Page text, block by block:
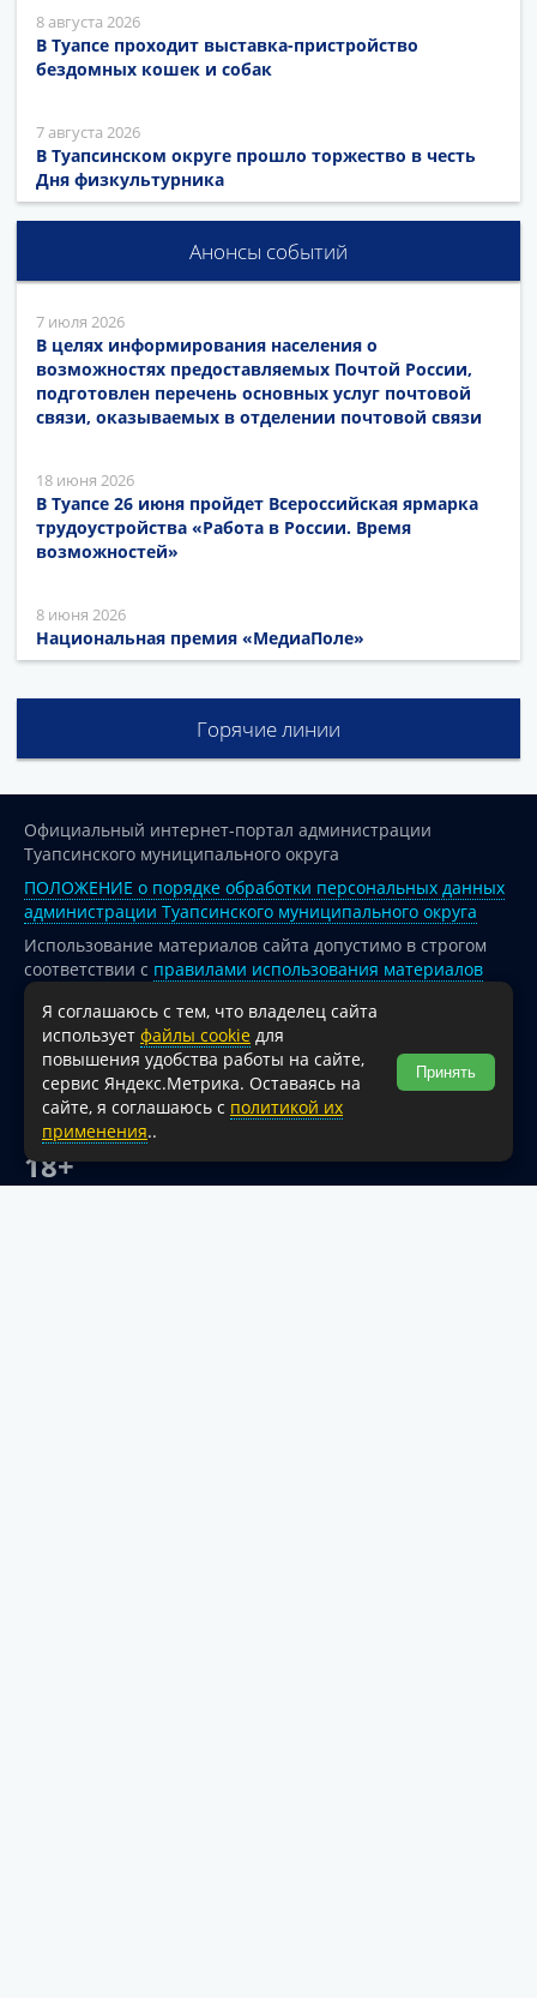
8 августа 2026
В Туапсе проходит выставка-пристройство
бездомных кошек и собак
7 августа 2026
В Туапсинском округе прошло торжество в честь
Дня физкультурника
Анонсы событий
7 июля 2026
В целях информирования населения о
возможностях предоставляемых Почтой России,
подготовлен перечень основных услуг почтовой
связи, оказываемых в отделении почтовой связи
18 июня 2026
В Туапсе 26 июня пройдет Всероссийская ярмарка
трудоустройства «Работа в России. Время
возможностей»
8 июня 2026
Национальная премия «МедиаПоле»
Горячие линии
Официальный интернет-портал администрации
Туапсинского муниципального округа
ПОЛОЖЕНИЕ о порядке обработки персональных данных
администрации Туапсинского муниципального округа
Использование материалов сайта допустимо в строгом
соответствии с правилами использования материалов
опубликованных на сайте
При перепечатке и использовании информации ссылка
на источник обязательна.
Для сайтов и страниц сети Интернет обязательна
активная гиперссылка на официальный интернет-портал
администрации Туапсинского муниципального округа.
18+
Я соглашаюсь с тем, что владелец сайта
использует файлы cookie для
повышения удобства работы на сайте,
сервис Яндекс.Метрика. Оставаясь на
сайте, я соглашаюсь с политикой их
применения..
Принять